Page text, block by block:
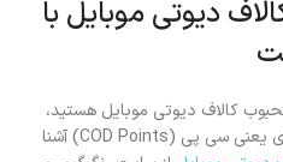
دیوتی موبایل با
کالاف دیوتی موبایل هستید،
حتما با اهمیت واحد پول درون بازی یعنی سی پی (COD Points) آشنا